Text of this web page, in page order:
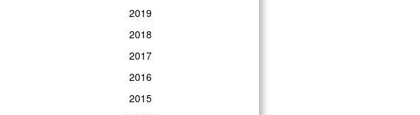
2019
2018
2017
2016
2015